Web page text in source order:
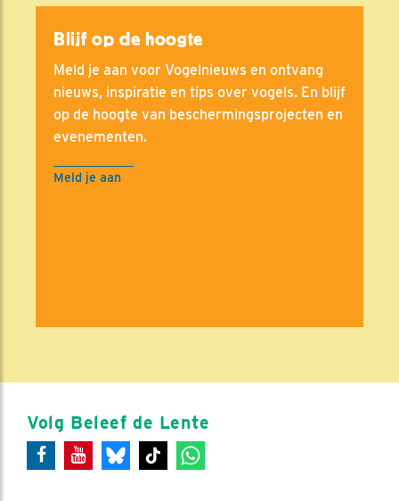
Blijf op de hoogte
Meld je aan voor Vogelnieuws en ontvang
nieuws, inspiratie en tips over vogels. En blijf
op de hoogte van beschermingsprojecten en
evenementen.
Meld je aan
Volg Beleef de Lente